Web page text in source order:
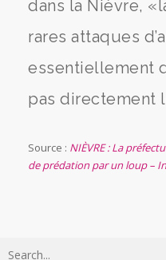
dans la Nièvre,
rares attaques
essentiellement
pas directement
Source : NIÈVRE : La
de prédation par un loup –